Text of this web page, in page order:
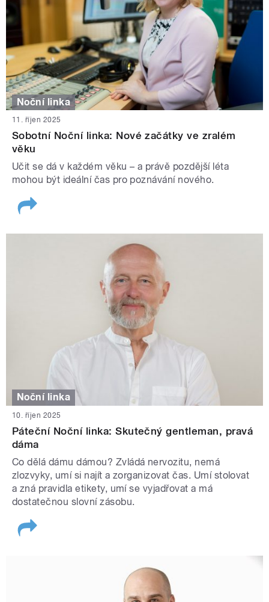
Noční linka
11. říjen 2025
Sobotní Noční linka: Nové začátky ve zralém
věku
Učit se dá v každém věku – a právě pozdější léta
mohou být ideální čas pro poznávání nového.
Noční linka
10. říjen 2025
Páteční Noční linka: Skutečný gentleman, pravá
dáma
Co dělá dámu dámou? Zvládá nervozitu, nemá
zlozvyky, umí si najít a zorganizovat čas. Umí stolovat
a zná pravidla etikety, umí se vyjadřovat a má
dostatečnou slovní zásobu.